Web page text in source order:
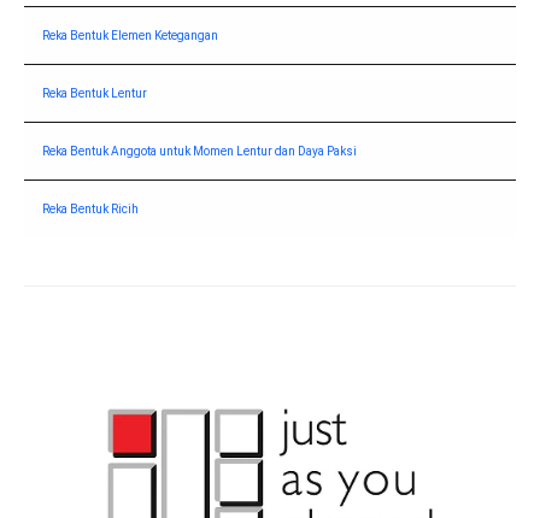
Reka Bentuk Elemen Ketegangan
Reka Bentuk Lentur
Reka Bentuk Anggota untuk Momen Lentur dan Daya Paksi
Reka Bentuk Ricih